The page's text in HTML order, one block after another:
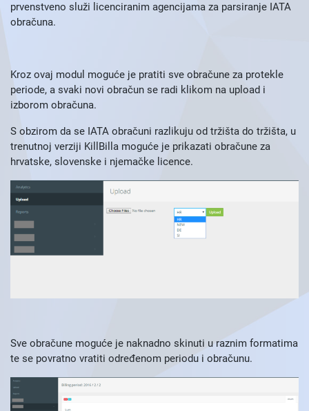
prvenstveno služi licenciranim agencijama za parsiranje IATA
obračuna.
Kroz ovaj modul moguće je pratiti sve obračune za protekle
periode, a svaki novi obračun se radi klikom na upload i
izborom obračuna.
S obzirom da se IATA obračuni razlikuju od tržišta do tržišta, u
trenutnoj verziji KillBilla moguće je prikazati obračune za
hrvatske, slovenske i njemačke licence.
Sve obračune moguće je naknadno skinuti u raznim formatima
te se povratno vratiti određenom periodu i obračunu.